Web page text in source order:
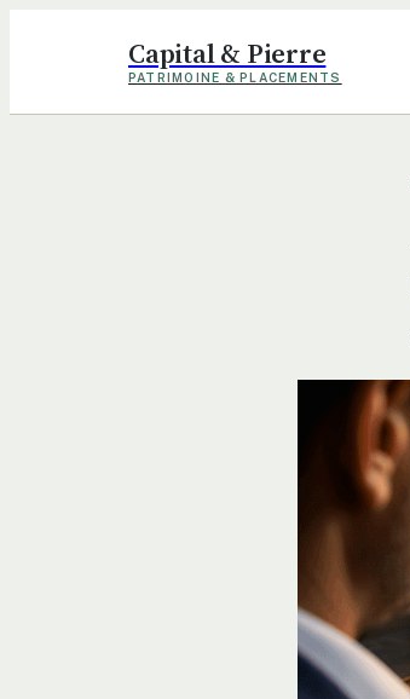
Capital & Pierre
PATRIMOINE & PLACEMENTS